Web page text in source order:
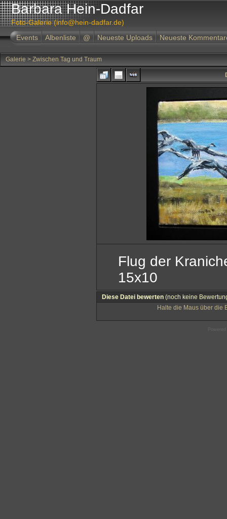
Barbara Hein-Dadfar
Foto-Galerie (info@hein-dadfar.de)
Events
Albenliste @ Neueste Uploads Neueste
Galerie > Zwischen Tag und Traum
Flug der
15x10
Diese Datei bewerten (noch keine
Halte die Maus über die